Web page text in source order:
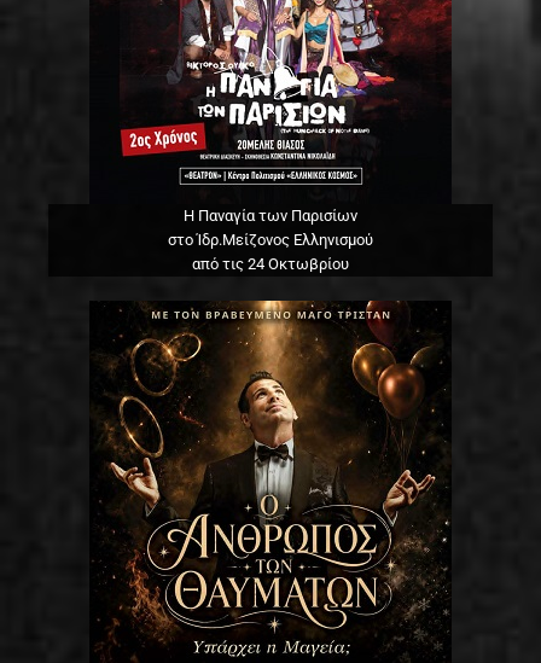
Η Παναγία των Παρισίων
στο Ίδρ.Μείζονος Ελληνισμού
από τις 24 Οκτωβρίου